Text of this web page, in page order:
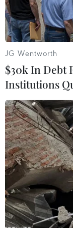
sáng 15/2 ở
Ferrero, ông
JG Wentworth
$30k In Debt
Institutions